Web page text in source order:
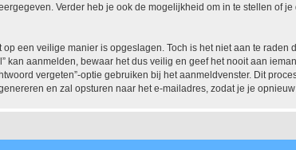
Verder heb je ook de mogelijkheid om in te stellen of
een veilige manier is opgeslagen. Toch is het niet aan te
kan aanmelden, bewaar het dus veilig en geef het nooit aan
vergeten”-optie gebruiken bij het aanmeldvenster. Dit
en zal opsturen naar het e-mailadres, zodat je je